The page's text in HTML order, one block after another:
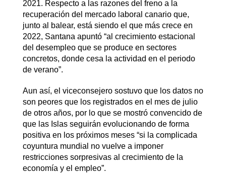
2021. Respecto a las razones del freno a la
recuperación del mercado laboral canario que,
junto al balear, está siendo el que más crece en
2022, Santana apuntó “al crecimiento estacional
del desempleo que se produce en sectores
concretos, donde cesa la actividad en el periodo
de verano”.
Aun así, el viceconsejero sostuvo que los datos no
son peores que los registrados en el mes de julio
de otros años, por lo que se mostró convencido de
que las Islas seguirán evolucionando de forma
positiva en los próximos meses “si la complicada
coyuntura mundial no vuelve a imponer
restricciones sorpresivas al crecimiento de la
economía y el empleo”.